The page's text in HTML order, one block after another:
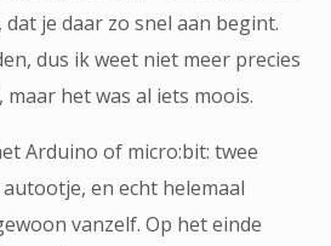
je daar zo snel aan begint.
dus ik weet niet meer precies
het was al iets moois.
Arduino of micro:bit: twee
en echt helemaal
vanzelf. Op het einde